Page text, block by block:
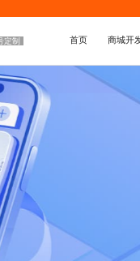
定制 首页 商城开